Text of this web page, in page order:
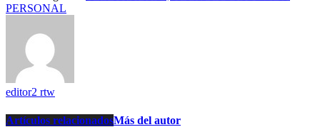
PERSONAL
editor2 rtw
Artículos relacionadosMás del autor